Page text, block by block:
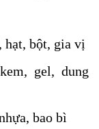
hạt, bột, gia vị
gel, dung
bao bì